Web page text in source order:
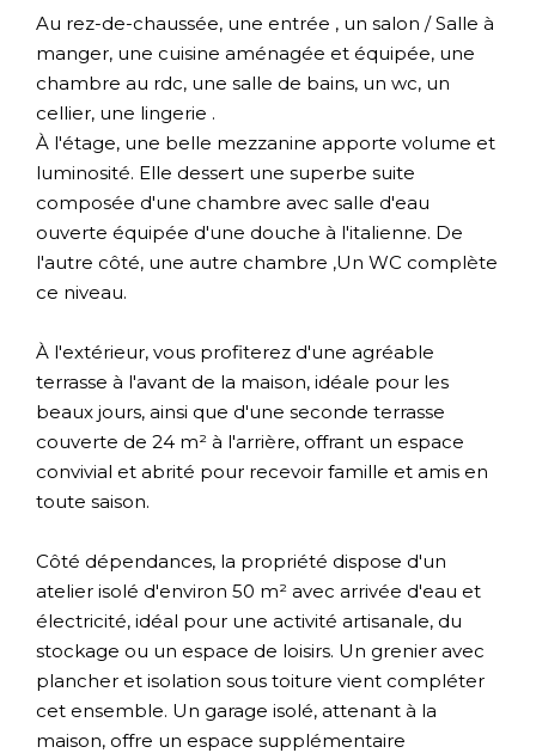
Au rez-de-chaussée, une entrée , un salon / Salle à
manger, une cuisine aménagée et équipée, une
chambre au rdc, une salle de bains, un wc, un
cellier, une lingerie .
À l'étage, une belle mezzanine apporte volume et
luminosité. Elle dessert une superbe suite
composée d'une chambre avec salle d'eau
ouverte équipée d'une douche à l'italienne. De
l'autre côté, une autre chambre ,Un WC complète
ce niveau.
À l'extérieur, vous profiterez d'une agréable
terrasse à l'avant de la maison, idéale pour les
beaux jours, ainsi que d'une seconde terrasse
couverte de 24 m² à l'arrière, offrant un espace
convivial et abrité pour recevoir famille et amis en
toute saison.
Côté dépendances, la propriété dispose d'un
atelier isolé d'environ 50 m² avec arrivée d'eau et
électricité, idéal pour une activité artisanale, du
stockage ou un espace de loisirs. Un grenier avec
plancher et isolation sous toiture vient compléter
cet ensemble. Un garage isolé, attenant à la
maison, offre un espace supplémentaire